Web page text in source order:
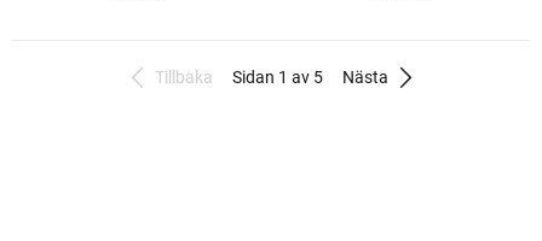
Tillbaka Sidan 1 av 5 Nästa